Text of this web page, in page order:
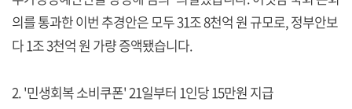
의를 통과한 이번 추경안은 모두 31조 8천억 원 규모로, 정부안보
다 1조 3천억 원 가량 증액됐습니다.
2. '민생회복 소비쿠폰' 21일부터 1인당 15만원 지급